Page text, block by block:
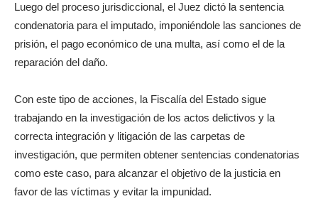
Luego del proceso jurisdiccional, el Juez dictó la sentencia
condenatoria para el imputado, imponiéndole las sanciones de
prisión, el pago económico de una multa, así como el de la
reparación del daño.
Con este tipo de acciones, la Fiscalía del Estado sigue
trabajando en la investigación de los actos delictivos y la
correcta integración y litigación de las carpetas de
investigación, que permiten obtener sentencias condenatorias
como este caso, para alcanzar el objetivo de la justicia en
favor de las víctimas y evitar la impunidad.